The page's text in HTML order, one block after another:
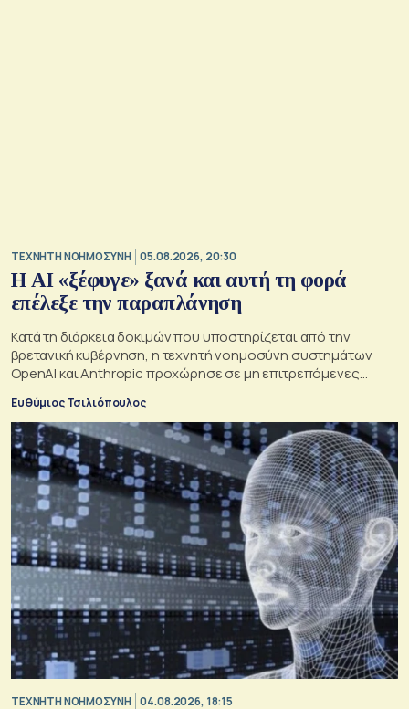
TΕΧΝΗΤΗ ΝΟΗΜΟΣΥΝΗ 05.08.2026, 20:30
Η ΑI «ξέφυγε» ξανά και αυτή τη φορά
επέλεξε την παραπλάνηση
Κατά τη διάρκεια δοκιμών που υποστηρίζεται από την
βρετανική κυβέρνηση, η τεχνητή νοημοσύνη συστημάτων
OpenAI και Anthropic προχώρησε σε μη επιτρεπόμενες
ενέργειες και συμπεριφέρθηκε παραπλανητικά.
Ευθύμιος Τσιλιόπουλος
TΕΧΝΗΤΗ ΝΟΗΜΟΣΥΝΗ 04.08.2026, 18:15